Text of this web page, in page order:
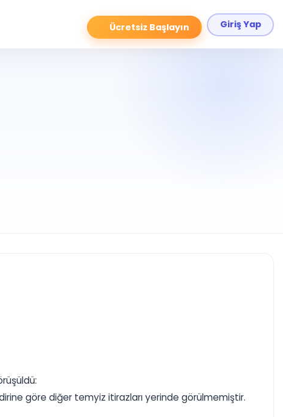
Ücretsiz Başlayın Giriş Yap
göre diğer temyiz itirazları yerinde görülmemiştir.